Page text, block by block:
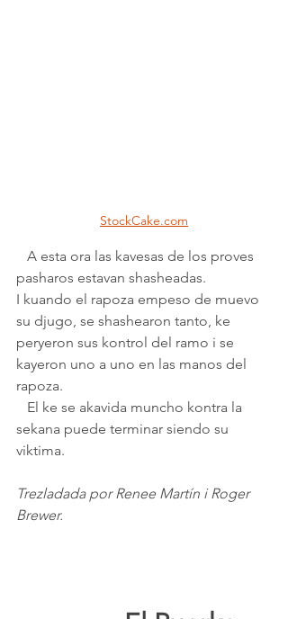
StockCake.com
pasharos estavan shasheadas.
I kuando el rapoza empeso de muevo
su djugo, se shashearon tanto, ke
peryeron sus kontrol del ramo i se
kayeron uno a uno en las manos del
rapoza.
sekana puede terminar siendo su
viktima.
Trezladada por Renee Martín i Roger
Brewer.